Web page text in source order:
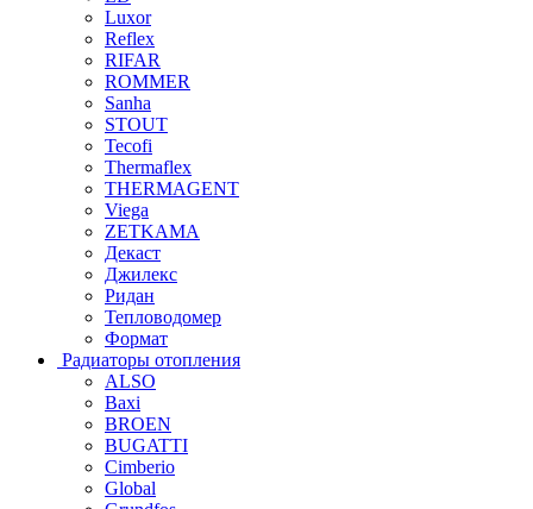
Luxor
Reflex
RIFAR
ROMMER
Sanha
STOUT
Tecofi
Thermaflex
THERMAGENT
Viega
ZETKAMA
Декаст
Джилекс
Ридан
Тепловодомер
Формат
Радиаторы отопления
ALSO
Baxi
BROEN
BUGATTI
Cimberio
Global